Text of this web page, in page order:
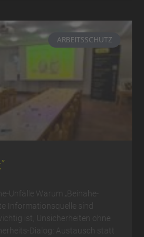
ARBEITSSCHUTZ
Unfälle Warum „Beinahe-
Informationsquelle sind
ist, Unsicherheiten ohne
Dialog: Austausch statt